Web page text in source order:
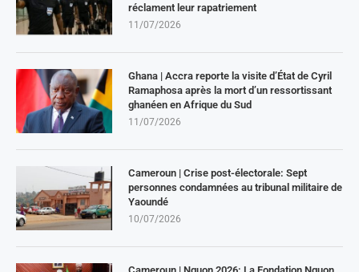
réclament leur rapatriement
11/07/2026
Ghana | Accra reporte la visite d’État de Cyril
Ramaphosa après la mort d’un ressortissant
ghanéen en Afrique du Sud
11/07/2026
Cameroun | Crise post-électorale: Sept
personnes condamnées au tribunal militaire de
Yaoundé
10/07/2026